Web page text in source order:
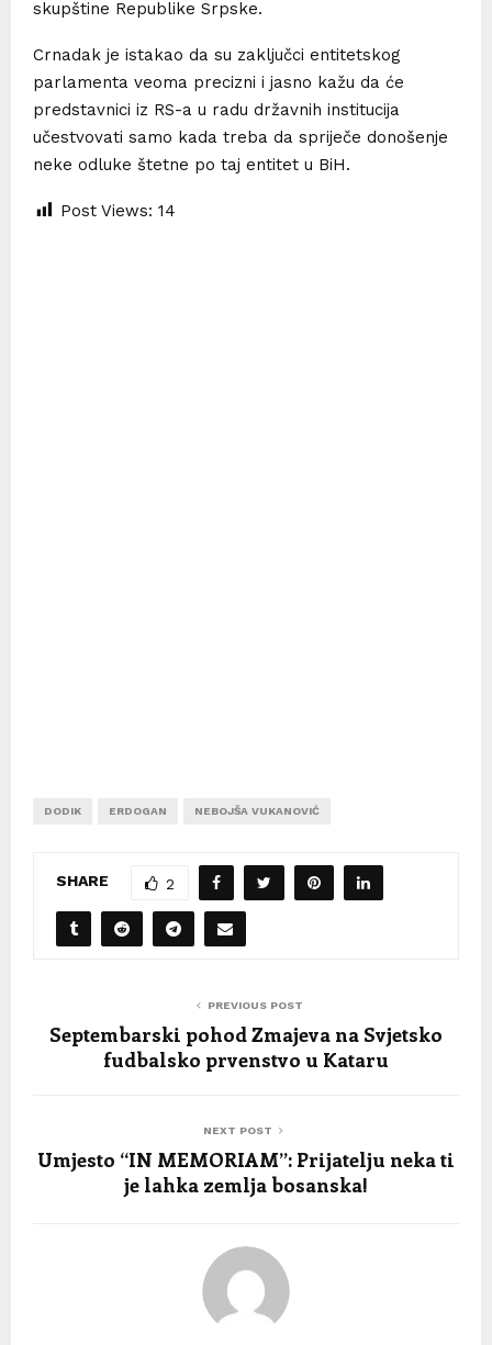
skupštine Republike Srpske.
Crnadak je istakao da su zaključci entitetskog
parlamenta veoma precizni i jasno kažu da će
predstavnici iz RS-a u radu državnih institucija
učestvovati samo kada treba da spriječe donošenje
neke odluke štetne po taj entitet u BiH.
Post Views: 14
DODIK ERDOGAN NEBOJŠA VUKANOVIĆ
SHARE 2
PREVIOUS POST
Septembarski pohod Zmajeva na Svjetsko
fudbalsko prvenstvo u Kataru
NEXT POST
Umjesto “IN MEMORIAM”: Prijatelju neka ti
je lahka zemlja bosanska!